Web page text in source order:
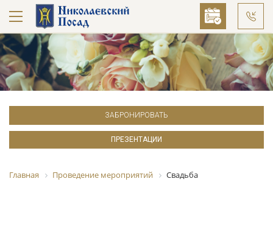
ЗАБРОНИРОВАТЬ
ПРЕЗЕНТАЦИИ
Главная Проведение мероприятий Свадьба